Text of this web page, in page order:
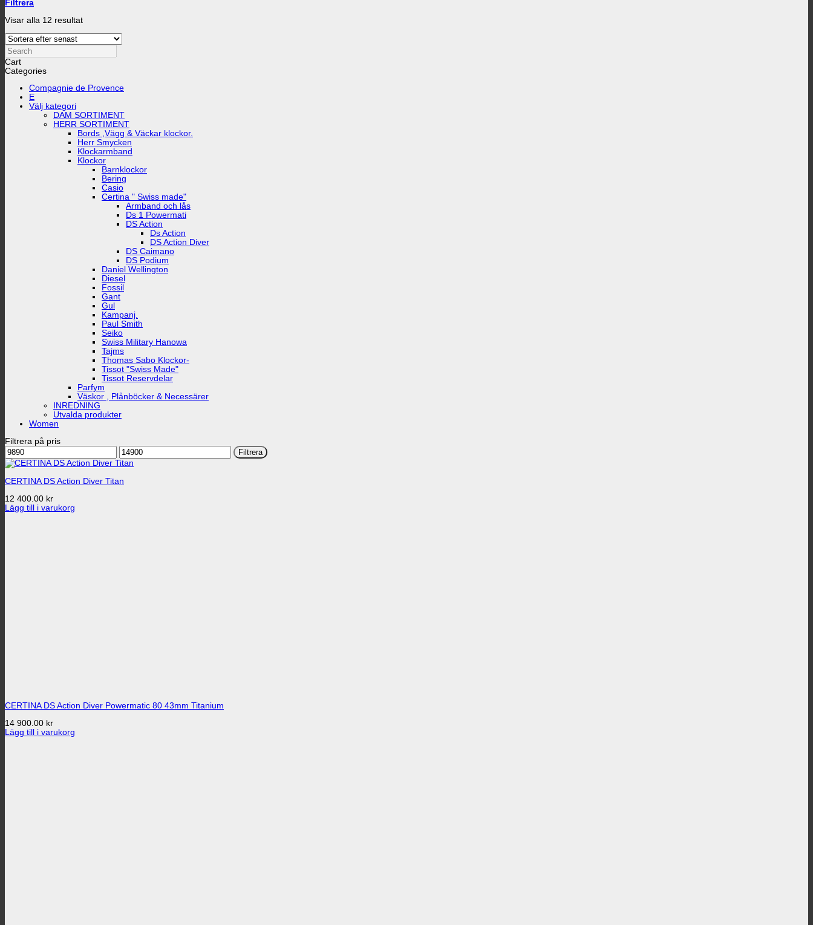
Filtrera
Visar alla 12 resultatSortera
Search
Cart
Categories
Compagnie de Provence
E
Välj kategori
DAM SORTIMENT
HERR SORTIMENT
Bords ,Vägg & Väckar klockor.
Herr Smycken
Klockarmband
Klockor
Barnklockor
Bering
Casio
Certina " Swiss made"
Armband och lås
Ds 1 Powermati
DS Action
Ds Action
DS Action Diver
DS Caimano
DS Podium
Daniel Wellington
Diesel
Fossil
Gant
Gul
Kampanj.
Paul Smith
Seiko
Swiss Military Hanowa
Tajms
Thomas Sabo Klockor-
Tissot "Swiss Made"
Tissot Reservdelar
Parfym
Väskor , Plånböcker & Necessärer
INREDNING
Utvalda produkter
Women
Filtrera på pris
Min
pris
Max
pris
Filtrera
CERTINA DS Action Diver Titan
12 400.00 kr
Lägg till i varukorg
CERTINA DS Action Diver Powermatic 80 43mm Titanium
14 900.00 kr
Lägg till i varukorg